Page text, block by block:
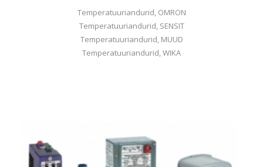
Temperatuuriandurid, OMRON
Temperatuuriandurid, SENSIT
Temperatuuriandurid, MUUD
Temperatuuriandurid, WIKA